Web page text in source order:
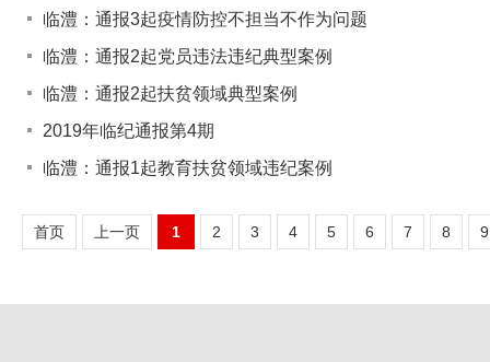
临澧：通报3起疫情防控不担当不作为问题
临澧：通报2起党员违法违纪典型案例
临澧：通报2起扶贫领域典型案例
2019年临纪通报第4期
临澧：通报1起教育扶贫领域违纪案例
首页 上一页 1 2 3 4 5 6 7 8 9